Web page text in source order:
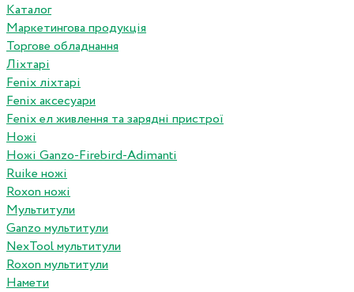
Каталог
Маркетингова продукція
Торгове обладнання
Ліхтарі
Fenix ліхтарі
Fenix аксесуари
Fenix ел живлення та зарядні пристрої
Ножі
Ножі Ganzo-Firebird-Adimanti
Ruike ножі
Roxon ножi
Мультитули
Ganzo мультитули
NexTool мультитули
Roxon мультитули
Намети